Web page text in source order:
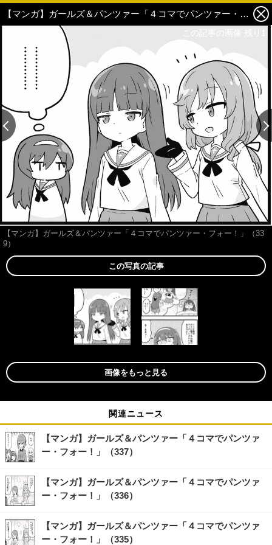
【マンガ】ガールズ＆パンツァー「４コマでパンツァー・フォー！」（339） 1枚目の写真・画像
【マンガ】ガールズ＆パンツァー「４コマでパンツァー・フォー！」（33
9）
この写真の記事
画像をもっと見る
関連ニュース
【マンガ】ガールズ＆パンツァー「４コマでパンツァ
ー・フォー！」（337）
【マンガ】ガールズ＆パンツァー「４コマでパンツァ
ー・フォー！」（336）
【マンガ】ガールズ＆パンツァー「４コマでパンツァ
ー・フォー！」（335）